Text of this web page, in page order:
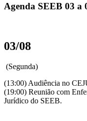
Agenda SEEB 03 a
03/08
(Segunda)
(13:00) Audiência no
(19:00) Reunião com
Jurídico do SEEB.